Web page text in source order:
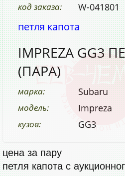
код заказа: W-041801
петля капота
IMPREZA GG3
(ПАРА)
марка: Subaru
модель: Impreza
кузов: GG3
цена за пару
петля капота с